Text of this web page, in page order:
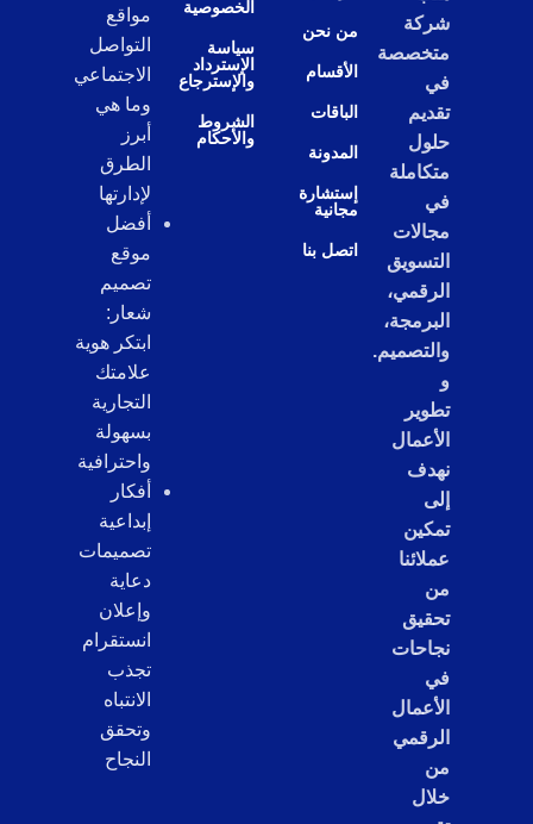
شركة
متخصصة
في
تقديم
حلول
متكاملة
في
مجالات
التسويق
الرقمي،
البرمجة،
والتصميم.
و
تطوير
الأعمال
نهدف
إلى
تمكين
عملائنا
من
تحقيق
نجاحات
في
الأعمال
الرقمي
من
خلال
من نحن
الأقسام
الباقات
المدونة
إستشارة
مجانية
اتصل بنا
الخصوصية
سياسة
الإسترداد
والإسترجاع
الشروط
والأحكام
مواقع
التواصل
الاجتماعي
وما هي
أبرز
الطرق
لإدارتها
أفضل
موقع
تصميم
شعار:
ابتكر هوية
علامتك
التجارية
بسهولة
واحترافية
أفكار
إبداعية
تصميمات
دعاية
وإعلان
انستقرام
تجذب
الانتباه
وتحقق
النجاح